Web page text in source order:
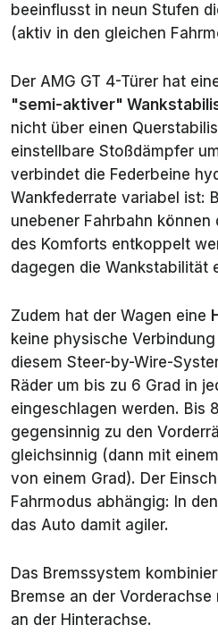
beeinflusst in neun Stufen
(aktiv in den gleichen
Der AMG GT 4-Türer hat
"semi-aktiver"
nicht über einen
einstellbare Stoßdämpfer
verbindet die Federbeine
Wankfederrate variabel ist:
unebener Fahrbahn können
des Komforts entkoppelt
dagegen die Wankstabilität
Zudem hat der Wagen eine
keine physische
diesem Steer-by-Wire-
Räder um bis zu 6 Grad in
eingeschlagen werden. Bis
gegensinnig zu den
gleichsinnig (dann mit
von einem Grad). Der
Fahrmodus abhängig: In
das Auto damit agiler.
Das Bremssystem
Bremse an der
an der Hinterachse.